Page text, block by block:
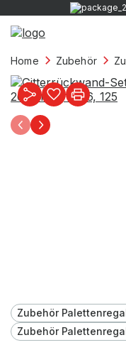
Verkauf nur
Home Zubehör
Zubehör
Zubehör